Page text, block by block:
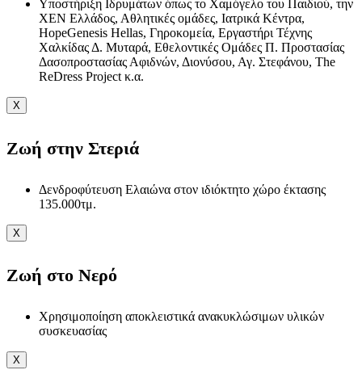
Υποστήριξη Ιδρυμάτων όπως το Χαμόγελο του Παιδιού, την
ΧΕΝ Ελλάδος, Αθλητικές ομάδες, Ιατρικά Κέντρα,
HopeGenesis Hellas, Γηροκομεία, Εργαστήρι Τέχνης
Χαλκίδας Δ. Μυταρά, Εθελοντικές Ομάδες Π. Προστασίας
Δασοπροστασίας Αφιδνών, Διονύσου, Αγ. Στεφάνου, The
ReDress Project κ.α.
X
Ζωή στην Στεριά
Δενδροφύτευση Ελαιώνα στον ιδιόκτητο χώρο έκτασης
135.000τμ.
X
Ζωή στο Νερό
Χρησιμοποίηση αποκλειστικά ανακυκλώσιμων υλικών
συσκευασίας
X